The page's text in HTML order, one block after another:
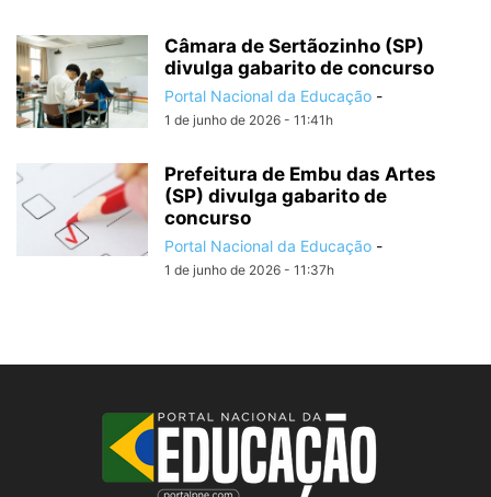
Câmara de Sertãozinho (SP)
divulga gabarito de concurso
Portal Nacional da Educação -
1 de junho de 2026 - 11:41h
Prefeitura de Embu das Artes
(SP) divulga gabarito de
concurso
Portal Nacional da Educação -
1 de junho de 2026 - 11:37h